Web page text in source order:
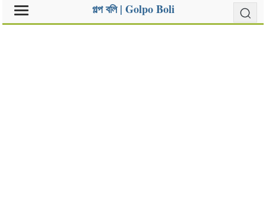
গল্প বলি | Golpo Boli